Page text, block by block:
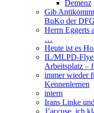
Demenz
Gib
BuKo der
Herrn Eggerts
…
Heute ist es
IL/MLPD-
Arbeitsplatz –
immer wieder
Kennenlernen
intern
Irans Linke
J’accuse, ich